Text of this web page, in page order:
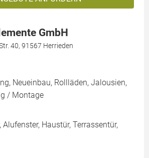
GmbH
40, 91567 Herrieden
Neueinbau, Rollläden, Jalousien,
/ Montage
Haustür, Terrassentür,